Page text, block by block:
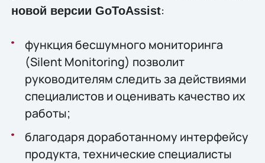
новой версии GoToAssist:
функция бесшумного мониторинга
(Silent Monitoring) позволит
руководителям следить за действиями
специалистов и оценивать качество их
работы;
благодаря доработанному интерфейсу
продукта, технические специалисты